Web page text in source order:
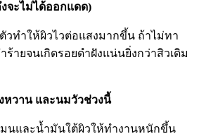
จะไม่ได้ออกแดด)
วทำให้ผิวไวต่อแสงมากขึ้น ถ้าไม่ทา
ายจนเกิดรอยดำฝังแน่นยิ่งกว่าสิวเดิม
หวาน และนมวัวช่วงนี้
นและน้ำมันใต้ผิวให้ทำงานหนักขึ้น